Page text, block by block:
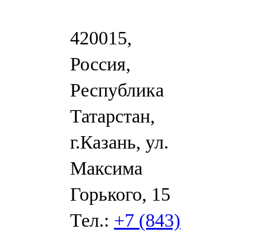
420015,
Россия,
Республика
Татарстан,
г.Казань, ул.
Максима
Горького, 15
Тел.: +7 (843)